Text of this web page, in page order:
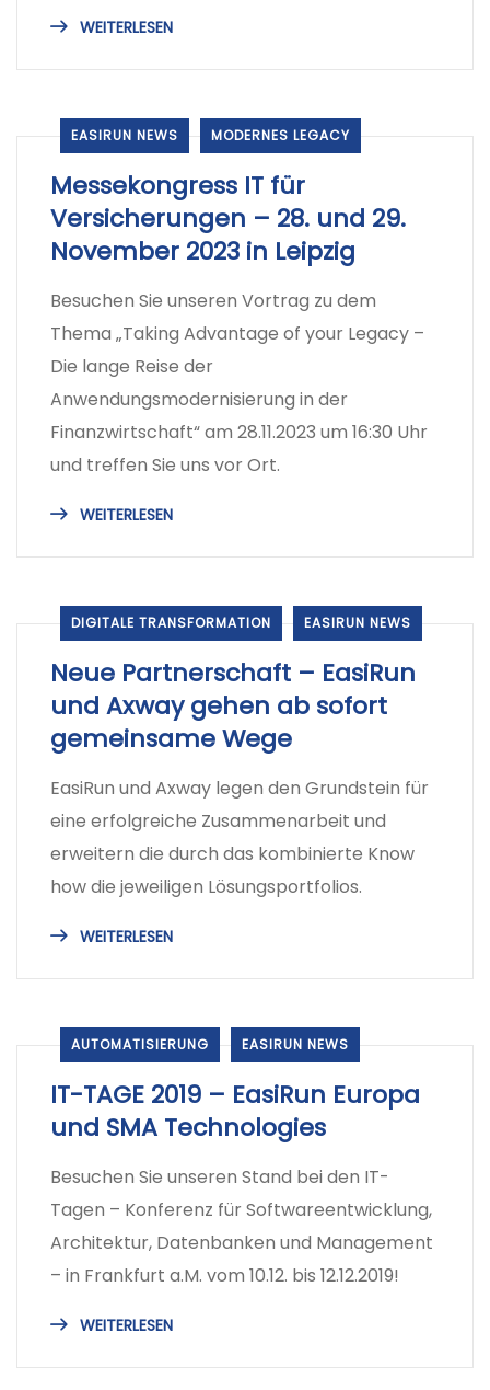
WEITERLESEN
EASIRUN NEWS MODERNES LEGACY
Messekongress IT für
Versicherungen – 28. und 29.
November 2023 in Leipzig
Besuchen Sie unseren Vortrag zu dem
Thema „Taking Advantage of your Legacy –
Die lange Reise der
Anwendungsmodernisierung in der
Finanzwirtschaft“ am 28.11.2023 um 16:30 Uhr
und treffen Sie uns vor Ort.
WEITERLESEN
DIGITALE TRANSFORMATION EASIRUN NEWS
Neue Partnerschaft – EasiRun
und Axway gehen ab sofort
gemeinsame Wege
EasiRun und Axway legen den Grundstein für
eine erfolgreiche Zusammenarbeit und
erweitern die durch das kombinierte Know
how die jeweiligen Lösungsportfolios.
WEITERLESEN
AUTOMATISIERUNG EASIRUN NEWS
IT-TAGE 2019 – EasiRun Europa
und SMA Technologies
Besuchen Sie unseren Stand bei den IT-
Tagen – Konferenz für Softwareentwicklung,
Architektur, Datenbanken und Management
– in Frankfurt a.M. vom 10.12. bis 12.12.2019!
WEITERLESEN